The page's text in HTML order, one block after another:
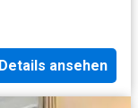
Details ansehen